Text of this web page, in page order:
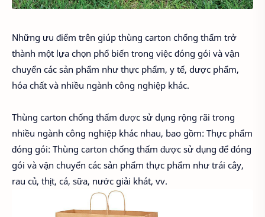
Những ưu điểm trên giúp thùng carton chống thấm trở
thành một lựa chọn phổ biến trong việc đóng gói và vận
chuyển các sản phẩm như thực phẩm, y tế, dược phẩm,
hóa chất và nhiều ngành công nghiệp khác.
Thùng carton chống thấm được sử dụng rộng rãi trong
nhiều ngành công nghiệp khác nhau, bao gồm: Thực phẩm
đóng gói: Thùng carton chống thấm được sử dụng để đóng
gói và vận chuyển các sản phẩm thực phẩm như trái cây,
rau củ, thịt, cá, sữa, nước giải khát, vv.